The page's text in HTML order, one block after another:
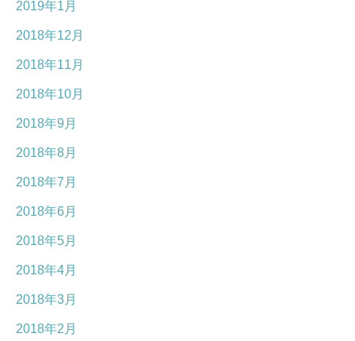
2019年1月
2018年12月
2018年11月
2018年10月
2018年9月
2018年8月
2018年7月
2018年6月
2018年5月
2018年4月
2018年3月
2018年2月